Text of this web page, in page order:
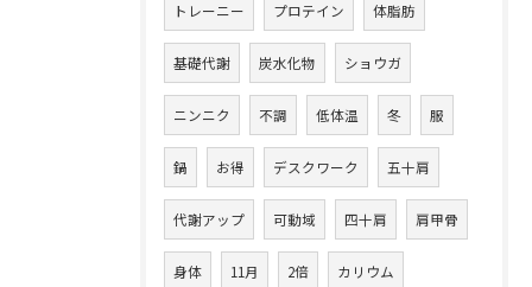
トレーニー プロテイン 体脂肪
基礎代謝 炭水化物 ショウガ
ニンニク 不調 低体温 冬 服
鍋 お得 デスクワーク 五十肩
代謝アップ 可動域 四十肩 肩甲骨
身体 11月 2倍 カリウム